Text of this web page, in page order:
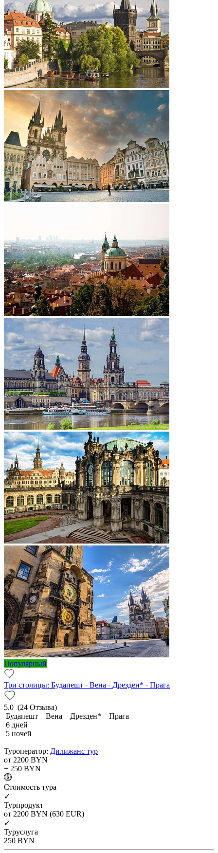
Популярный
Три столицы: Будапешт - Вена - Дрезден* - Прага
5.0 (24 Отзыва)
Будапешт – Вена – Дрезден* – Прага
6 дней
5 ночей
Туроператор: Дилижанс тур
от 2200 BYN
+ 250 BYN
Cтоимость тура
✓
Турпродукт
от 2200 BYN (630 EUR)
✓
Туруслуга
250 BYN